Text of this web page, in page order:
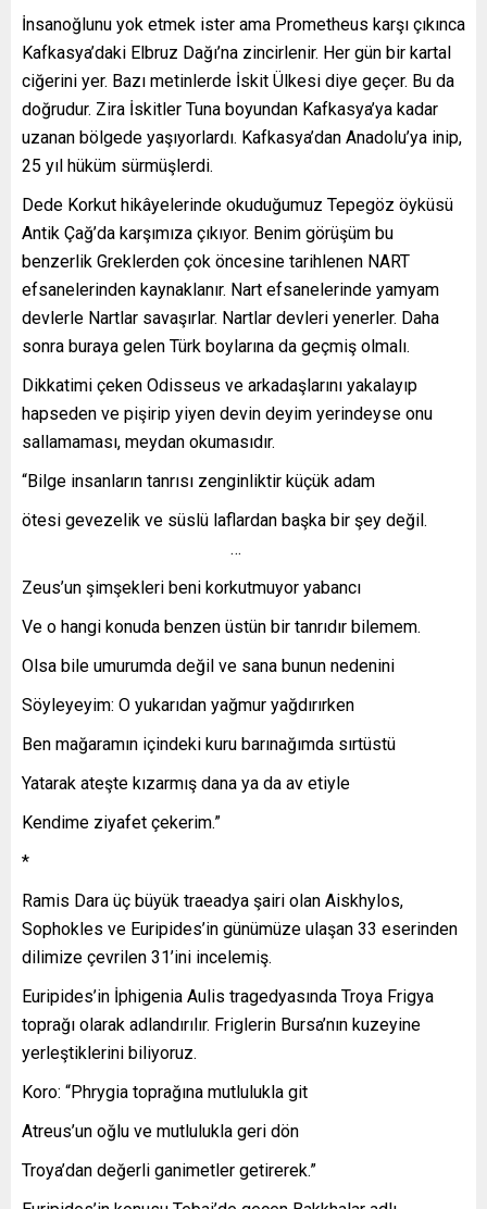
İnsanoğlunu yok etmek ister ama Prometheus karşı çıkınca
Kafkasya’daki Elbruz Dağı’na zincirlenir. Her gün bir kartal
ciğerini yer. Bazı metinlerde İskit Ülkesi diye geçer. Bu da
doğrudur. Zira İskitler Tuna boyundan Kafkasya’ya kadar
uzanan bölgede yaşıyorlardı. Kafkasya’dan Anadolu’ya inip,
25 yıl hüküm sürmüşlerdi.
Dede Korkut hikâyelerinde okuduğumuz Tepegöz öyküsü
Antik Çağ’da karşımıza çıkıyor. Benim görüşüm bu
benzerlik Greklerden çok öncesine tarihlenen NART
efsanelerinden kaynaklanır. Nart efsanelerinde yamyam
devlerle Nartlar savaşırlar. Nartlar devleri yenerler. Daha
sonra buraya gelen Türk boylarına da geçmiş olmalı.
Dikkatimi çeken Odisseus ve arkadaşlarını yakalayıp
hapseden ve pişirip yiyen devin deyim yerindeyse onu
sallamaması, meydan okumasıdır.
“Bilge insanların tanrısı zenginliktir küçük adam
ötesi gevezelik ve süslü laflardan başka bir şey değil.
…
Zeus’un şimşekleri beni korkutmuyor yabancı
Ve o hangi konuda benzen üstün bir tanrıdır bilemem.
Olsa bile umurumda değil ve sana bunun nedenini
Söyleyeyim: O yukarıdan yağmur yağdırırken
Ben mağaramın içindeki kuru barınağımda sırtüstü
Yatarak ateşte kızarmış dana ya da av etiyle
Kendime ziyafet çekerim.”
*
Ramis Dara üç büyük traeadya şairi olan Aiskhylos,
Sophokles ve Euripides’in günümüze ulaşan 33 eserinden
dilimize çevrilen 31’ini incelemiş.
Euripides’in İphigenia Aulis tragedyasında Troya Frigya
toprağı olarak adlandırılır. Friglerin Bursa’nın kuzeyine
yerleştiklerini biliyoruz.
Koro: “Phrygia toprağına mutlulukla git
Atreus’un oğlu ve mutlulukla geri dön
Troya’dan değerli ganimetler getirerek.”